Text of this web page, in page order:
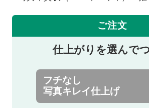
ご注文
仕上がりを選んで
フチなし
写真キレイ仕上げ